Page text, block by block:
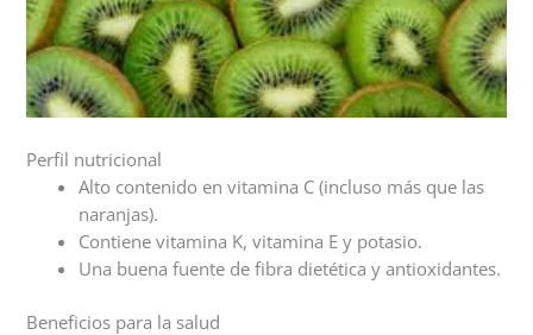
Perfil nutricional
Alto contenido en vitamina C (incluso más que las
naranjas).
Contiene vitamina K, vitamina E y potasio.
Una buena fuente de fibra dietética y antioxidantes.
Beneficios para la salud